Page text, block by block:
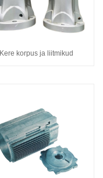
Kere korpus ja liitmikud